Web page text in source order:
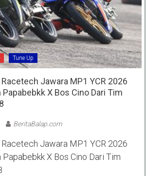
Tune Up
Jawara MP1 YCR 2026
X Bos Cino Dari Tim
BeritaBalap.com
Jawara MP1 YCR 2026
X Bos Cino Dari Tim